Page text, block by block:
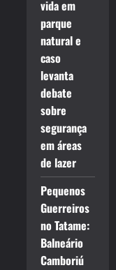
vida em
parque
natural e
caso
levanta
debate
sobre
segurança
em áreas
de lazer
Pequenos
Guerreiros
no Tatame:
Balneário
Camboriú